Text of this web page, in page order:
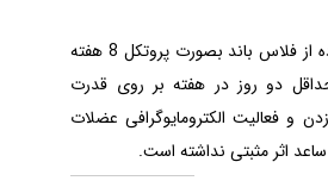
استفاده از فلاس باند بصورت پروتکل 8 هفته
دو روز در هفته بر روی قدرت
و فعالیت الکترومایوگرافی عضلات
اثر مثبتی نداشته است.